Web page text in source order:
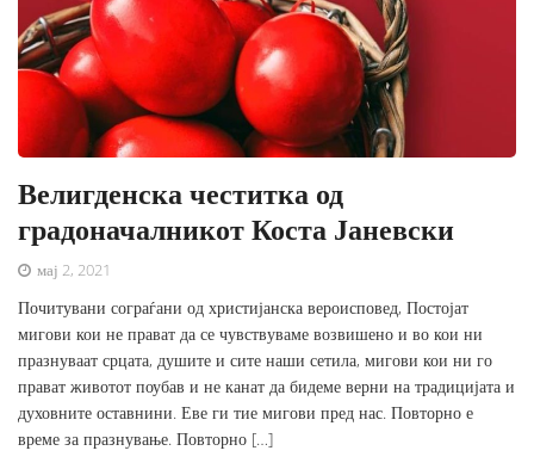
Велигденска честитка од
градоначалникот Коста Јаневски
мај 2, 2021
Почитувани сограѓани од христијанска вероисповед, Постојат
мигови кои не прават да се чувствуваме возвишено и во кои ни
празнуваат срцата, душите и сите наши сетила, мигови кои ни го
прават животот поубав и не канат да бидеме верни на традицијата и
духовните оставнини. Еве ги тие мигови пред нас. Повторно е
време за празнување. Повторно […]